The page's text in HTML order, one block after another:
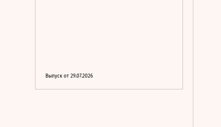
Выпуск от 29.07.2026